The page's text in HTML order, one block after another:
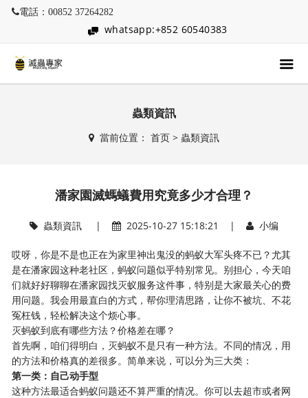
電話：00852 37264282
whatsapp:+852 60540383
蟲類資訊
當前位置： 首页> 蟲類資訊
潘家園滅螞蟻費用究竟多少才合理？
蟲類資訊| 2025-10-27 15:18:21 | 小编
哎呀，你是不是也正在为家里神出鬼没的蚂蚁大军头疼不已？尤其
是在潘家园这种老社区，蚂蚁问题似乎特别常见。别担心，今天咱
们就好好聊聊在潘家园找灭蚁服务这件事，特别是大家最关心的费
用问题。我会用最直白的方式，帮你理清思路，让你不被坑、不花
冤枉钱，轻松解决这个烦心事。
灭蚂蚁到底有哪些方法？价格差在哪？
首先啊，咱们得明白，灭蚂蚁不是只有一种方法。不同的情况，用
的方法和价格真的差很多。简单来说，可以分为三大类：
​第一类：自己动手型​
这种方法最适合蚂蚁问题还不算严重的情况。你可以去超市或者网